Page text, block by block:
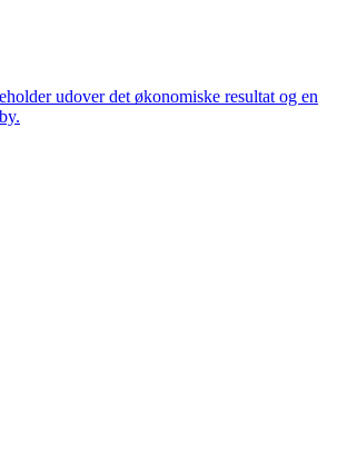
udover det økonomiske resultat og en